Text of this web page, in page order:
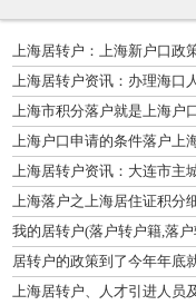
上海居转户：上海新户口
上海居转户资讯：办理海口
上海市积分落户就是上海户
上海户口申请的条件落户上
上海居转户资讯：大连市主
上海落户之上海居住证积分
我的居转户(落户转户籍,落
居转户的政策到了今年年底
上海居转户、人才引进人员